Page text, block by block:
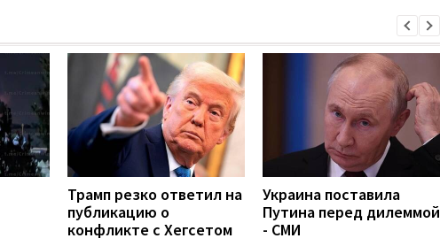
Трамп резко ответил на
публикацию о
конфликте с Хегсетом
Украина поставила
Путина перед дилеммой
- СМИ